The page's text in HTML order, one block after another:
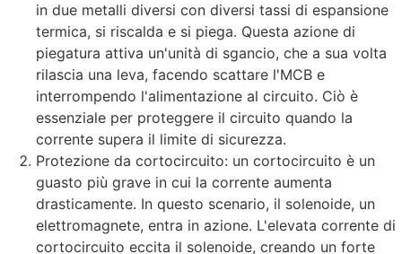
in due metalli diversi con diversi tassi di espansione
termica, si riscalda e si piega. Questa azione di
piegatura attiva un'unità di sgancio, che a sua volta
rilascia una leva, facendo scattare l'MCB e
interrompendo l'alimentazione al circuito. Ciò è
essenziale per proteggere il circuito quando la
corrente supera il limite di sicurezza.
Protezione da cortocircuito: un cortocircuito è un
guasto più grave in cui la corrente aumenta
drasticamente. In questo scenario, il solenoide, un
elettromagnete, entra in azione. L'elevata corrente di
cortocircuito eccita il solenoide, creando un forte